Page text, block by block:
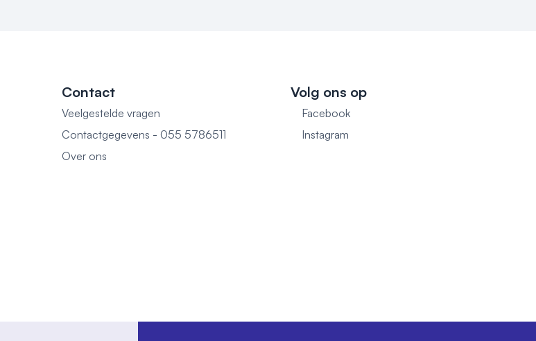
Contact
Veelgestelde vragen
Contactgegevens - 055 5786511
Over ons
Volg ons op
Facebook
Instagram